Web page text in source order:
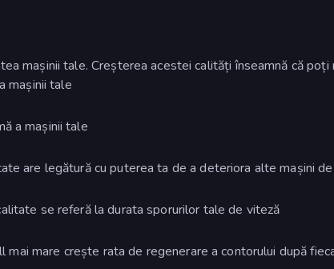
mașinii tale. Creșterea acestei calități înseamnă că
mașinii tale
a mașinii tale
are legătură cu puterea ta de a deteriora alte mașini
se referă la durata sporurilor tale de viteză
mai mare crește rata de regenerare a contorului după